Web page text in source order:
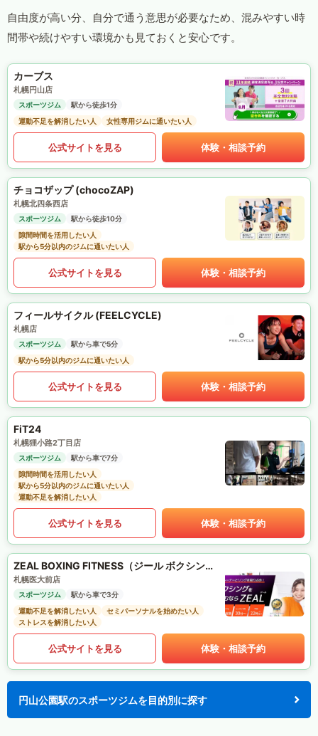
自由度が高い分、自分で通う意思が必要なため、混みやすい時
間帯や続けやすい環境かも見ておくと安心です。
カーブス
札幌円山店
スポーツジム
駅から徒歩1分
運動不足を解消したい人
女性専用ジムに通いたい人
公式サイトを見る 体験・相談予約
チョコザップ (chocoZAP)
札幌北四条西店
スポーツジム
駅から徒歩10分
隙間時間を活用したい人
駅から5分以内のジムに通いたい人
公式サイトを見る 体験・相談予約
フィールサイクル (FEELCYCLE)
札幌店
スポーツジム
駅から車で5分
駅から5分以内のジムに通いたい人
公式サイトを見る 体験・相談予約
FiT24
札幌狸小路2丁目店
スポーツジム
駅から車で7分
隙間時間を活用したい人
駅から5分以内のジムに通いたい人
運動不足を解消したい人
公式サイトを見る 体験・相談予約
ZEAL BOXING FITNESS（ジール ボクシング フィットネス）
札幌医大前店
スポーツジム
駅から車で3分
運動不足を解消したい人
セミパーソナルを始めたい人
ストレスを解消したい人
公式サイトを見る 体験・相談予約
円山公園駅のスポーツジムを目的別に探す